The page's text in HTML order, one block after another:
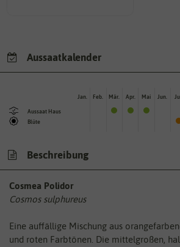
Aussaatkalender
Aussaat Haus
Blüte
Jan. Feb. Mär. Apr. Mai Jun. Jul.
Beschreibung
Cosmea Polidor
Cosmos sulphureus
Eine auffällige Mischung aus
und roten Farbtönen. Die mittelgroßen,